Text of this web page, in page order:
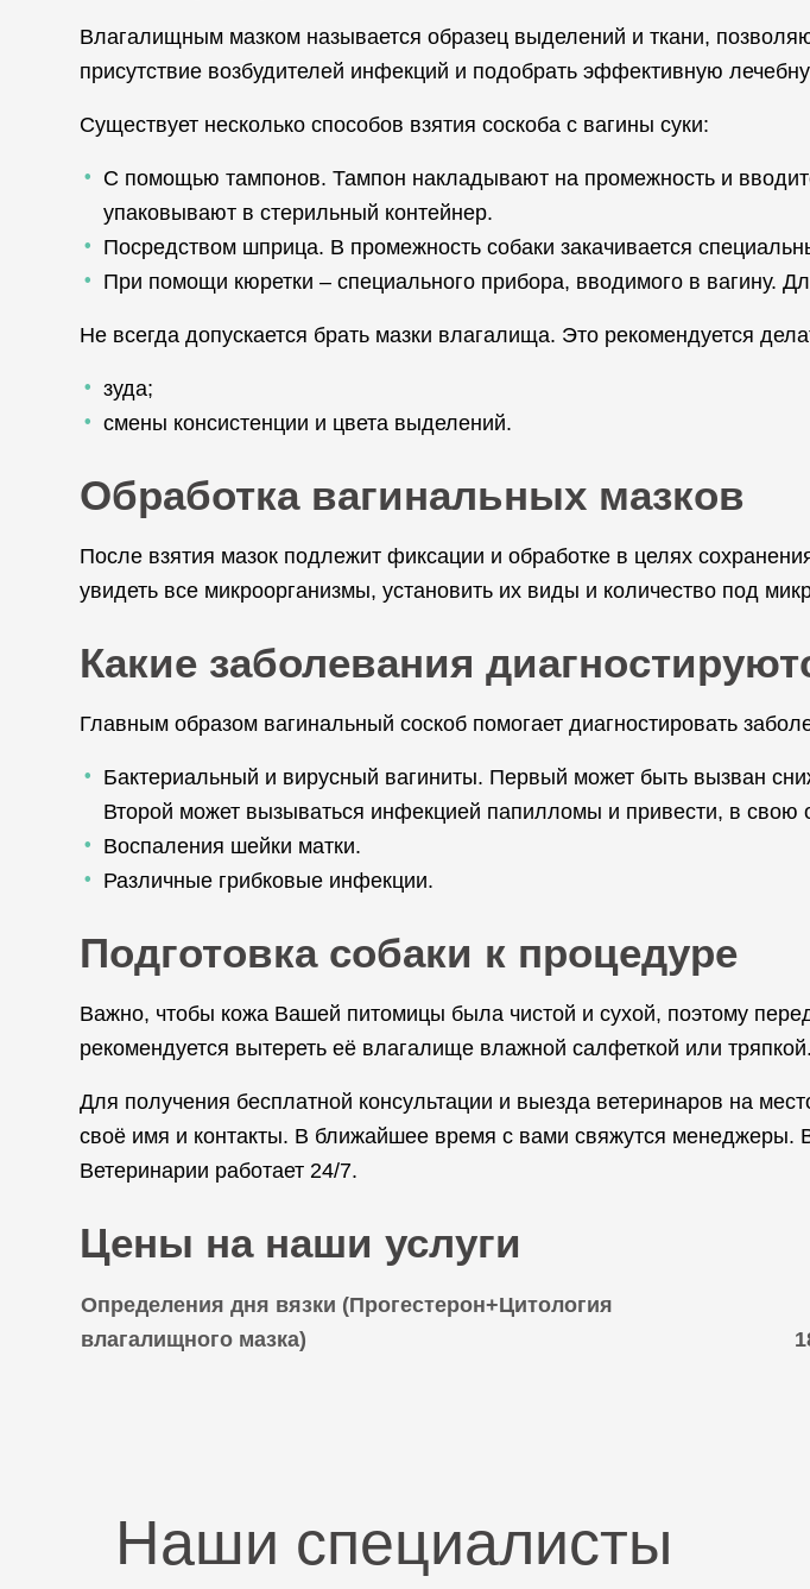
Влагалищным мазком называется образец выделений и ткани,
присутствие возбудителей инфекций и подобрать эффективную
Существует несколько способов взятия соскоба с вагины суки:
С помощью тампонов. Тампон накладывают на промежность и
упаковывают в стерильный контейнер.
Посредством шприца. В промежность собаки закачивается
При помощи кюретки – специального прибора, вводимого в вагину.
Не всегда допускается брать мазки влагалища. Это рекомендуется
зуда;
смены консистенции и цвета выделений.
Обработка вагинальных мазков
После взятия мазок подлежит фиксации и обработке в целях
увидеть все микроорганизмы, установить их виды и количество под
Какие заболевания
Главным образом вагинальный соскоб помогает диагностировать
Бактериальный и вирусный вагиниты. Первый может быть вызван
Второй может вызываться инфекцией папилломы и привести, в свою
Воспаления шейки матки.
Различные грибковые инфекции.
Подготовка собаки к процедуре
Важно, чтобы кожа Вашей питомицы была чистой и сухой, поэтому
рекомендуется вытереть её влагалище влажной салфеткой или тряпкой.
Для получения бесплатной консультации и выезда ветеринаров на
своё имя и контакты. В ближайшее время с вами свяжутся
Ветеринарии работает 24/7.
Цены на наши услуги
Определения дня вязки (Прогестерон+Цитология
влагалищного мазка)
Наши специалисты